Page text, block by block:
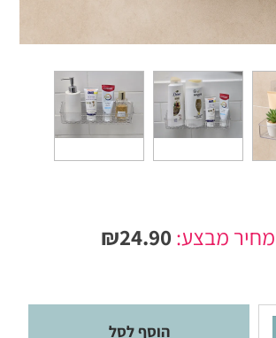
מחיר מבצע: ₪24.90
הוסף לסל